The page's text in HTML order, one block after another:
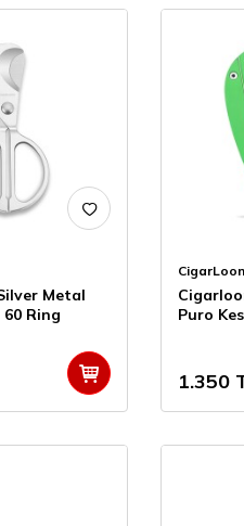
Metal
60 Ring
Puro
1.350